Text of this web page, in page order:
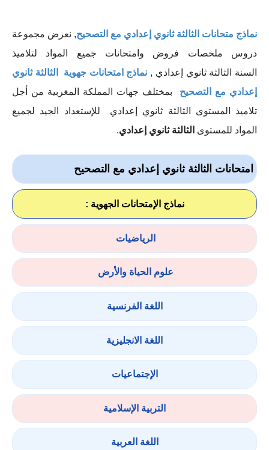
نماذج متحانات الثالثة ثانوي إعدادي مع التصحيح, نعرض مجموعة
دروس ملخصات فروض وامتحانات جميع المواد لتلاميذ
السنة الثالثة ثانوي إعدادي , نماذج امتحانات جهوية الثالثة ثانوي
إعدادي مع التصحيح
بمختلف جهات المملكة المغربية من أجل
تلاميذ المستوى الثالثة ثانوي إعدادي للإستعداد الجيد لجميع
المواد للمستوى الثالثة ثانوي إعدادي.
امتحانات الثالثة ثانوي إعدادي مع التصحيح
نماذج الإمتحانات الجهوية :
الرياضيات
علوم الحياة والأرض
اللغة الفرنسية
اللغة الانجليزية
الإجتماعيات
التربية الإسلامية
اللغة العربية